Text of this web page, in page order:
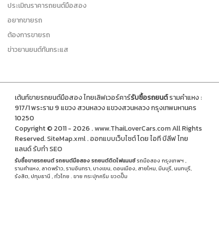
ประเมิณราคารถยนต์มือสอง
อยากขายรถ
ต้องการขายรถ
ข่าวยานยนต์ทันกระแส
เต้นท์ขายรถยนต์มือสอง ไทยเลิฟเวอร์คาร์รับซื้อรถยนต์รามคำแหง :
917/1 พระราม 9 แขวง สวนหลวง แขวงสวนหลวง กรุงเทพมหานคร
10250
Copyright © 2011 - 2026 .www.ThaiLoverCars.comAll Rights
Reserved.SiteMap.xml.ออกแบบเว็บไซต์โดย ไอที บีลีฟ ไทย
แลนด์รับทำ SEO
รับซื้อขายรถยนต์รถยนต์มือสองรถยนต์ติดไฟแนนซ์รถมือสอง กรุงเทพฯ ,
รามคำแหง, ลาดพร้าว, รามอินทรา, บางเขน, ดอนเมือง, สายไหม, มีนบุรี, นนทบุรี,
รังสิต, ปทุมธานี , ทั่วไทย . ขาย กระปุกครีม ขวดปั๊ม